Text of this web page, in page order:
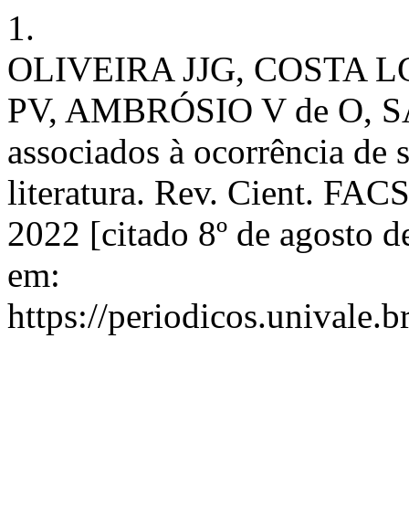
1.
OLIVEIRA JJG, COSTA
PV, AMBRÓSIO V de O,
associados à ocorrência
literatura. Rev. Cient.
2022 [citado 8º de agosto
em:
https://